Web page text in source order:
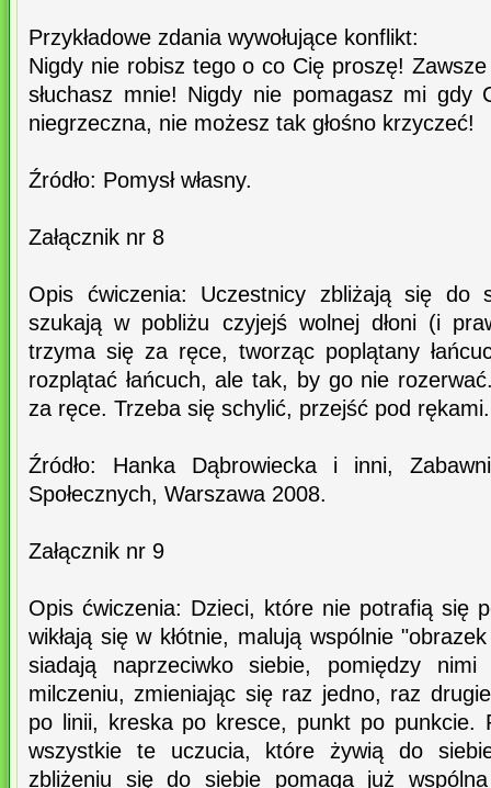
Przykładowe zdania wywołujące konflikt:
Nigdy nie robisz tego o co Cię proszę!
słuchasz mnie! Nigdy nie pomagasz mi gdy
niegrzeczna, nie możesz tak głośno krzyczeć!
Źródło: Pomysł własny.
Załącznik nr 8
Opis ćwiczenia: Uczestnicy zbliżają się do
szukają w pobliżu czyjejś wolnej dłoni (i
trzyma się za ręce, tworząc poplątany
rozplątać łańcuch, ale tak, by go nie
za ręce. Trzeba się schylić, przejść pod
Źródło: Hanka Dąbrowiecka i inni,
Społecznych, Warszawa 2008.
Załącznik nr 9
Opis ćwiczenia: Dzieci, które nie potrafią się
wikłają się w kłótnie, malują wspólnie
siadają naprzeciwko siebie, pomiędzy
milczeniu, zmieniając się raz jedno, raz
po linii, kreska po kresce, punkt po punkcie.
wszystkie te uczucia, które żywią do
zbliżeniu się do siebie pomaga już